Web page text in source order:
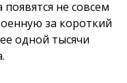
не совсем
за короткий
одной тысячи